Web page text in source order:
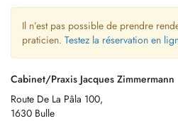
Il n’est pas possible de prendre
praticien. Testez la réservation en
Cabinet/Praxis Jacques Zimmermann
Route De La Pâla 100,
1630 Bulle